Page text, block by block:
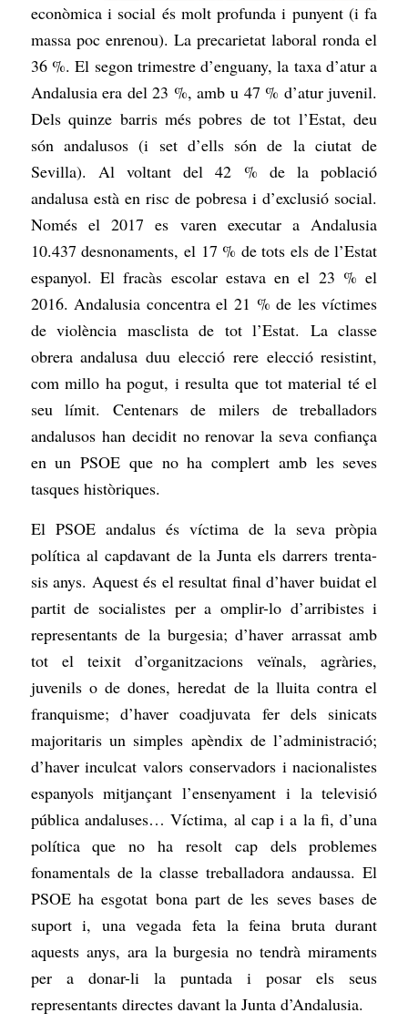
econòmica i social és molt profunda i punyent (i fa
massa poc enrenou). La precarietat laboral ronda el
36 %. El segon trimestre d’enguany, la taxa d’atur a
Andalusia era del 23 %, amb u 47 % d’atur juvenil.
Dels quinze barris més pobres de tot l’Estat, deu
són andalusos (i set d’ells són de la ciutat de
Sevilla). Al voltant del 42 % de la població
andalusa està en risc de pobresa i d’exclusió social.
Només el 2017 es varen executar a Andalusia
10.437 desnonaments, el 17 % de tots els de l’Estat
espanyol. El fracàs escolar estava en el 23 % el
2016. Andalusia concentra el 21 % de les víctimes
de violència masclista de tot l’Estat. La classe
obrera andalusa duu elecció rere elecció resistint,
com millo ha pogut, i resulta que tot material té el
seu límit. Centenars de milers de treballadors
andalusos han decidit no renovar la seva confiança
en un PSOE que no ha complert amb les seves
tasques històriques.
El PSOE andalus és víctima de la seva pròpia
política al capdavant de la Junta els darrers trenta-
sis anys. Aquest és el resultat final d’haver buidat el
partit de socialistes per a omplir-lo d’arribistes i
representants de la burgesia; d’haver arrassat amb
tot el teixit d’organitzacions veïnals, agràries,
juvenils o de dones, heredat de la lluita contra el
franquisme; d’haver coadjuvata fer dels sinicats
majoritaris un simples apèndix de l’administració;
d’haver inculcat valors conservadors i nacionalistes
espanyols mitjançant l’ensenyament i la televisió
pública andaluses… Víctima, al cap i a la fi, d’una
política que no ha resolt cap dels problemes
fonamentals de la classe treballadora andaussa. El
PSOE ha esgotat bona part de les seves bases de
suport i, una vegada feta la feina bruta durant
aquests anys, ara la burgesia no tendrà miraments
per a donar-li la puntada i posar els seus
representants directes davant la Junta d’Andalusia.